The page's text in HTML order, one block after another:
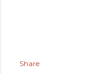
Share